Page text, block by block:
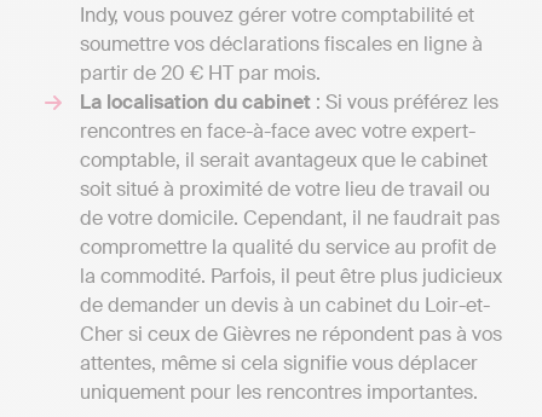
Indy, vous pouvez gérer votre comptabilité et
soumettre vos déclarations fiscales en ligne à
partir de 20 € HT par mois.
La localisation du cabinet : Si vous préférez les
rencontres en face-à-face avec votre expert-
comptable, il serait avantageux que le cabinet
soit situé à proximité de votre lieu de travail ou
de votre domicile. Cependant, il ne faudrait pas
compromettre la qualité du service au profit de
la commodité. Parfois, il peut être plus judicieux
de demander un devis à un cabinet du Loir-et-
Cher si ceux de Gièvres ne répondent pas à vos
attentes, même si cela signifie vous déplacer
uniquement pour les rencontres importantes.